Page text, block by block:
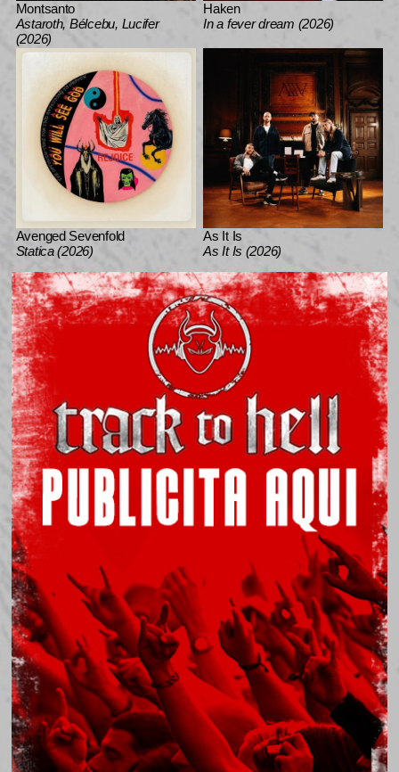
Montsanto
Astaroth, Bélcebu, Lucifer
(2026)
Haken
In a fever dream (2026)
Avenged Sevenfold
Statica (2026)
As It Is
As It Is (2026)